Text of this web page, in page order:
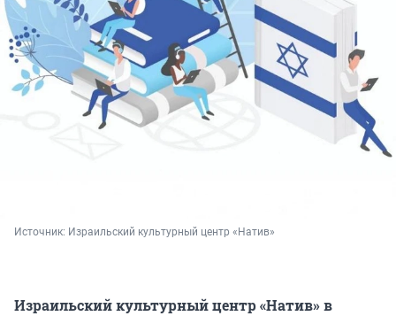
Источник: Израильский культурный центр «Натив»
Израильский культурный центр «Натив» в